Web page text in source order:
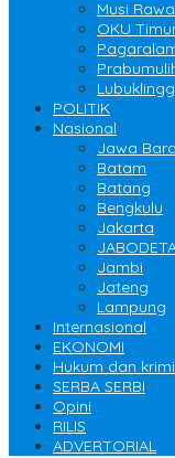
Musi
OKU
POLITIK
Nasional
Jawa
Batam
Batang
Bengkulu
Jakarta
Jambi
Jateng
Lampung
Internasional
EKONOMI
Hukum dan
SERBA SERBI
Opini
RILIS
ADVERTORIAL